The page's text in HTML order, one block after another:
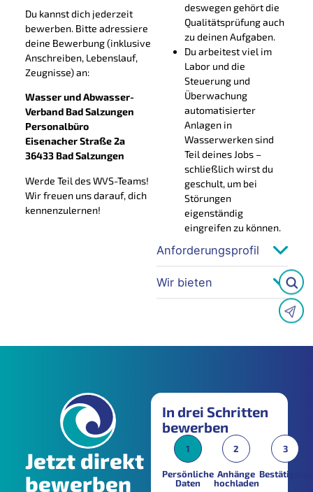
Du kannst dich jederzeit
bewerben. Bitte adressiere
deine Bewerbung (inklusive
Anschreiben, Lebenslauf,
Zeugnisse) an:
Wasser und Abwasser-
Verband Bad Salzungen
Personalbüro
Eisenacher Straße 2a
36433 Bad Salzungen
Werde Teil des WVS-Teams!
Wir freuen uns darauf, dich
kennenzulernen!
deswegen gehört die
Qualitätsprüfung auch
zu deinen Aufgaben.
Du arbeitest viel im
Labor und die
Steuerung und
Überwachung
automatisierter
Anlagen in
Wasserwerken sind
Teil deines Jobs –
schließlich wirst du
geschult, um bei
Störungen
eigenständig
eingreifen zu können.
Anforderungsprofil
Wir bieten
Jetzt direkt
bewerben
In drei Schritten
bewerben
1
Persönliche
Daten
2
Anhänge
hochladen
3
Bestätigung